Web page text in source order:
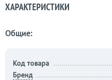
ХАРАКТЕРИСТИКИ
Общие:
Код товара
Бренд